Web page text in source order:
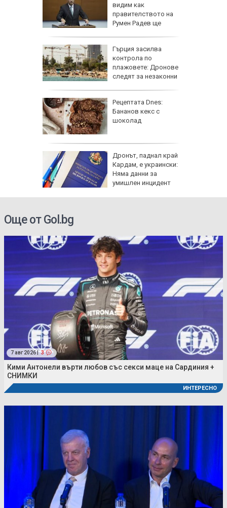
видим как
правителството на
Румен Радев ще
Гърция засилва
контрола по
плажовете: Дронове
следят за незаконни
Рецептата Dnes:
Бананов кекс с
шоколад
Дронът, паднал край
Кардам, е украински:
Няма данни за
умишлен инцидент
Още от Gol.bg
7 авг 2026 | 3
Кими Антонели върти любов със секси маце на Сардиния +
СНИМКИ
ИНТЕРЕСНО